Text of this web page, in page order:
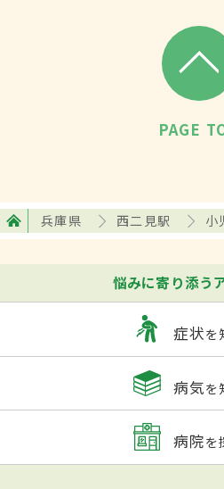
PAGE
兵庫県 西二見駅 小
悩みに寄り添う
症状を
病気を
病院を